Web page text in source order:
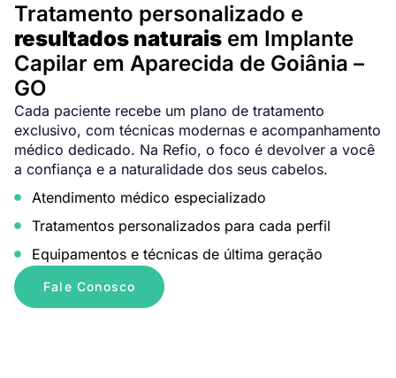
Tratamento personalizado e
resultados naturais em Implante
Capilar em Aparecida de Goiânia –
GO
Cada paciente recebe um plano de tratamento
exclusivo, com técnicas modernas e acompanhamento
médico dedicado. Na Refio, o foco é devolver a você
a confiança e a naturalidade dos seus cabelos.
Atendimento médico especializado
Tratamentos personalizados para cada perfil
Equipamentos e técnicas de última geração
Fale Conosco